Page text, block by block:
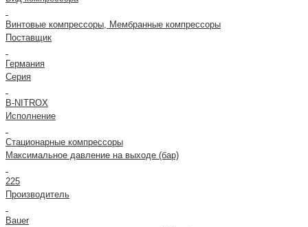
Винтовые компрессоры, Мембранные компрессоры
Поставщик
Германия
Серия
B-NITROX
Исполнение
Стационарные компрессоры
Максимальное давление на выходе (бар)
225
Производитель
Bauer